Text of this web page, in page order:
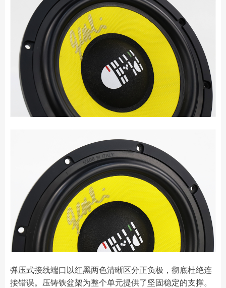
弹压式接线端口以红黑两色清晰区分正负极，彻底杜绝连
接错误。压铸铁盆架为整个单元提供了坚固稳定的支撑。